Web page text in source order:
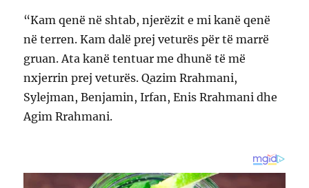
“Kam qenë në shtab, njerëzit e mi kanë qenë
në terren. Kam dalë prej veturës për të marrë
gruan. Ata kanë tentuar me dhunë të më
nxjerrin prej veturës. Qazim Rrahmani,
Sylejman, Benjamin, Irfan, Enis Rrahmani dhe
Agim Rrahmani.